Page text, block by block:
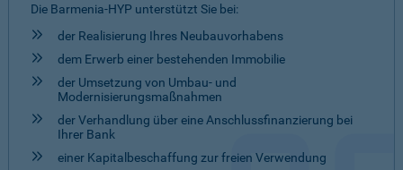
Die Barmenia-HYP unterstützt Sie bei:
der Realisierung Ihres Neubauvorhabens
dem Erwerb einer bestehenden Immobilie
der Umsetzung von Umbau- und
Modernisierungsmaßnahmen
der Verhandlung über eine Anschlussfinanzierung bei
Ihrer Bank
einer Kapitalbeschaffung zur freien Verwendung